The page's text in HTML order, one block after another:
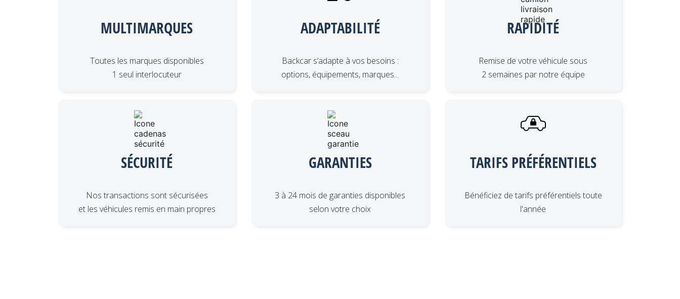
MULTIMARQUES
Toutes les marques disponibles
1 seul interlocuteur
ADAPTABILITÉ
Backcar s’adapte à vos besoins :
options, équipements, marques...
RAPIDITÉ
Remise de votre véhicule sous
2 semaines par notre équipe
SÉCURITÉ
Nos transactions sont sécurisées
et les véhicules remis en main propres
GARANTIES
3 à 24 mois de garanties disponibles
selon votre choix
TARIFS PRÉFÉRENTIELS
Bénéficiez de tarifs préférentiels toute
l'année